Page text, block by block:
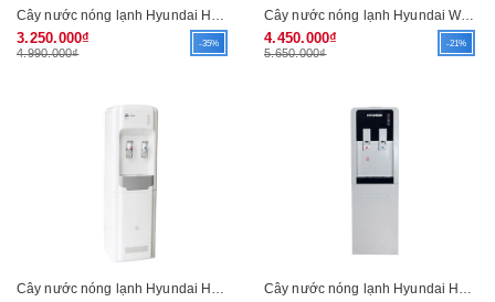
3.250.000₫
4.990.000₫
-35%
Cây nước nóng lạnh Hyundai W2-170
4.450.000₫
5.650.000₫
-21%